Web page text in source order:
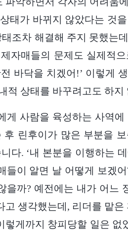
태가 바뀌지 않았다는 것
조차 해결해 주지 못했는
자매들의 문제도 실제적
바닥을 치겠어!’ 이렇게
적 상태를 바꾸려고도 하지
게 사람을 육성하는 사역에
린후이가 많은 부분을
다. ‘내 본분을 이행하는
들이 알면 날 어떻게 보겠
을까? 예전에는 내가 어느
고 생각했는데, 리더를 맡은
렇게까지 창피당할 일은 없